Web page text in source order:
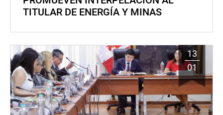
TITULAR DE ENERGÍA Y MINAS
13
01